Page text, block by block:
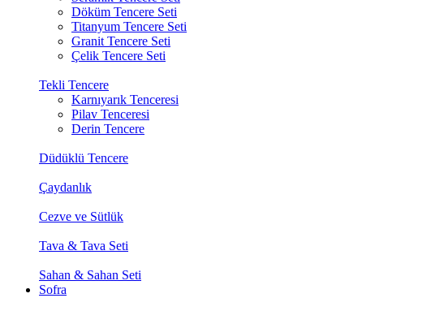
Döküm Tencere Seti
Titanyum Tencere Seti
Granit Tencere Seti
Çelik Tencere Seti
Tekli Tencere
Karnıyarık Tenceresi
Pilav Tenceresi
Derin Tencere
Düdüklü Tencere
Çaydanlık
Cezve ve Sütlük
Tava & Tava Seti
Sahan & Sahan Seti
Sofra